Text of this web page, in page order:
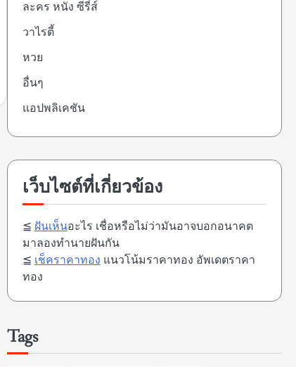
ละคร หนัง ซีรี่ส์
วาไรตี้
หวย
อื่นๆ
แอปพลิเคชัน
เว็บไซต์ที่เกี่ยวข้อง
≦ ฝันเห็นอะไร เชื่อหรือไม่ว่ามันอาจบอกอนาคต
มาลองทำนายฝันกัน
≦ เช็คราคาทอง แนวโน้มราคาทอง อัพเดตราคา
ทอง
Tags